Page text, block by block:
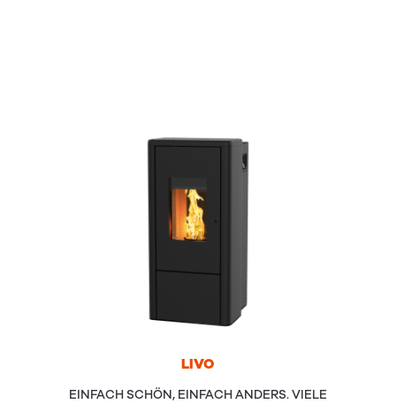
LIVO
EINFACH SCHÖN, EINFACH ANDERS. VIELE